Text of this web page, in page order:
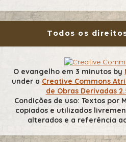
Todos os
O evangelho em 3 minutos by
under a Creative Commons
de Obras Derivadas
Condições de uso: Textos por
copiados e utilizados
alterados e a referência